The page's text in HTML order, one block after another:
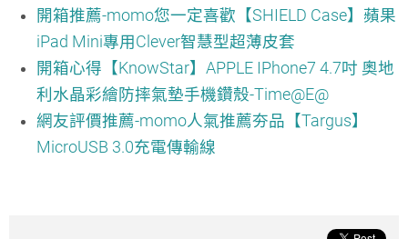
開箱推薦-momo您一定喜歡【SHIELD Case】蘋果
iPad Mini專用Clever智慧型超薄皮套
開箱心得【KnowStar】APPLE IPhone7 4.7吋 奧地
利水晶彩繪防摔氣墊手機鑽殼-Time@E@
網友評價推薦-momo人氣推薦夯品【Targus】
MicroUSB 3.0充電傳輸線